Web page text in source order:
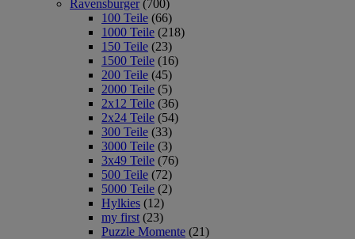
Ravensburger (700)
100 Teile (66)
1000 Teile (218)
150 Teile (23)
1500 Teile (16)
200 Teile (45)
2000 Teile (5)
2x12 Teile (36)
2x24 Teile (54)
300 Teile (33)
3000 Teile (3)
3x49 Teile (76)
500 Teile (72)
5000 Teile (2)
Hylkies (12)
my first (23)
Puzzle Momente (21)